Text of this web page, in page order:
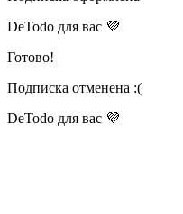
DeTodo для вас 💜
Готово!
Подписка отменена :(
DeTodo для вас 💜